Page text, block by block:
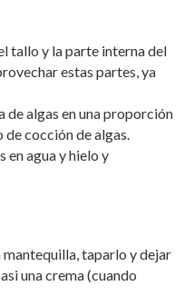
tallo y la parte interna del
estas partes, ya
de algas en una proporción
cocción de algas.
en agua y hielo y
mantequilla, taparlo y dejar
una crema (cuando